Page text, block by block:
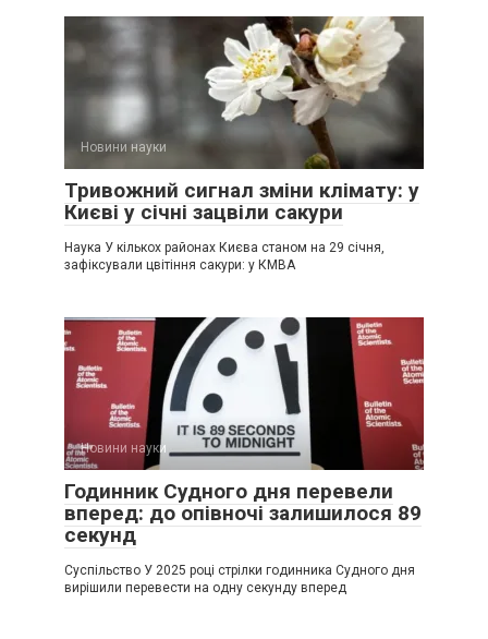
Новини науки
Тривожний сигнал зміни клімату: у
Києві у січні зацвіли сакури
Наука У кількох районах Києва станом на 29 січня,
зафіксували цвітіння сакури: у КМВА
Новини науки
Годинник Судного дня перевели
вперед: до опівночі залишилося 89
секунд
Суспільство У 2025 році стрілки годинника Судного дня
вирішили перевести на одну секунду вперед